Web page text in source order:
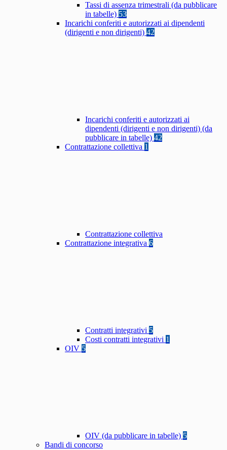
Tassi di assenza trimestrali (da pubblicare
in tabelle) 53
Incarichi conferiti e autorizzati ai dipendenti
(dirigenti e non dirigenti) 42
Incarichi conferiti e autorizzati ai
dipendenti (dirigenti e non dirigenti) (da
pubblicare in tabelle) 42
Contrattazione collettiva 1
Contrattazione collettiva
Contrattazione integrativa 6
Contratti integrativi 5
Costi contratti integrativi 1
OIV 5
OIV (da pubblicare in tabelle) 5
Bandi di concorso